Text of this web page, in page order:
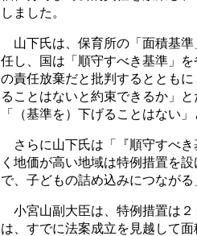
しました。
山下氏は、保育所の「面積基準
任し、国は「順守すべき基準」
の責任放棄だと批判するととも
ることはないと約束できるか」
「（基準を）下げることはない」
さらに山下氏は「『順守すべき
く地価が高い地域は特例措置を
で、子どもの詰め込みにつながる
小宮山副大臣は、特例措置は２
は、すでに法案成立を見越して